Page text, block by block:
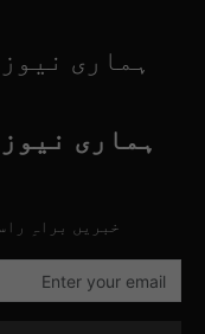
ہماری
ہماری
خبریں براہِ